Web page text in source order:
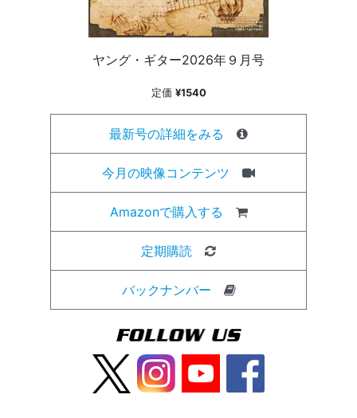
ヤング・ギター2026年９月号
定価 ¥1540
最新号の詳細をみる
今月の映像コンテンツ
Amazonで購入する
定期購読
バックナンバー